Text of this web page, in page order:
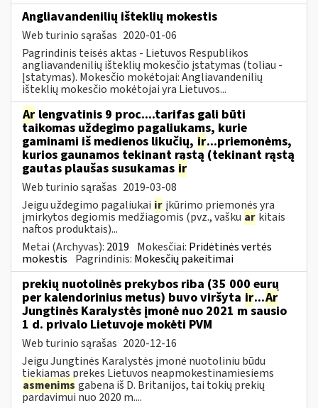
Angliavandenilių išteklių mokestis
Web turinio sąrašas 2020-01-06
Pagrindinis teisės aktas - Lietuvos Respublikos
angliavandenilių išteklių mokesčio įstatymas (toliau -
Įstatymas). Mokesčio mokėtojai: Angliavandenilių
išteklių mokesčio mokėtojai yra Lietuvos...
Ar lengvatinis 9 proc....tarifas gali būti
taikomas uždegimo pagaliukams, kurie
gaminami iš medienos likučių, ir...priemonėms,
kurios gaunamos tekinant rąstą (tekinant rąstą
gautas plaušas susukamas ir
Web turinio sąrašas 2019-03-08
Jeigu uždegimo pagaliukai ir įkūrimo priemonės yra
įmirkytos degiomis medžiagomis (pvz., vašku ar kitais
naftos produktais)...
Metai (Archyvas): 2019 Mokesčiai: Pridėtinės vertės
mokestis Pagrindinis: Mokesčių pakeitimai
prekių nuotolinės prekybos riba (35 000 eurų
per kalendorinius metus) buvo viršyta ir...Ar
Jungtinės Karalystės įmonė nuo 2021 m sausio
1 d. privalo Lietuvoje mokėti PVM
Web turinio sąrašas 2020-12-16
Jeigu Jungtinės Karalystės įmonė nuotoliniu būdu
tiekiamas prekes Lietuvos neapmokestinamiesiems
asmenims gabena iš D. Britanijos, tai tokių prekių
pardavimui nuo 2020 m....